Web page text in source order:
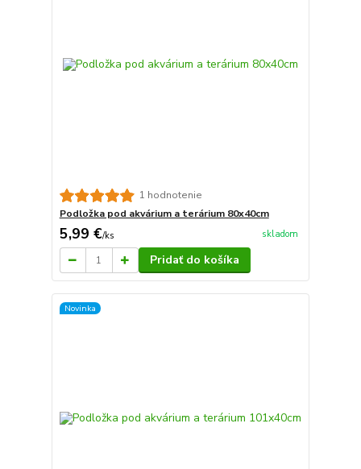
1 hodnotenie
Podložka pod akvárium a terárium 80x40cm
5,99 €/ks skladom
Pridať do košíka
Novinka